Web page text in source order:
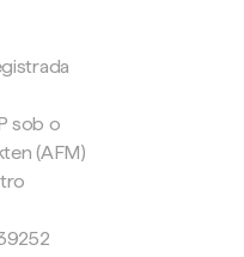
sob o
(AFM)